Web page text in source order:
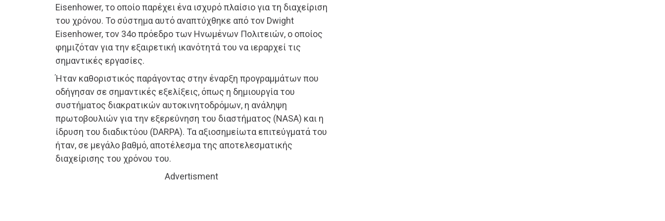
Eisenhower, το οποίο παρέχει ένα ισχυρό πλαίσιο για τη διαχείριση
του χρόνου. Το σύστημα αυτό αναπτύχθηκε από τον Dwight
Eisenhower, τον 34ο πρόεδρο των Ηνωμένων Πολιτειών, ο οποίος
φημιζόταν για την εξαιρετική ικανότητά του να ιεραρχεί τις
σημαντικές εργασίες.
Ήταν καθοριστικός παράγοντας στην έναρξη προγραμμάτων που
οδήγησαν σε σημαντικές εξελίξεις, όπως η δημιουργία του
συστήματος διακρατικών αυτοκινητοδρόμων, η ανάληψη
πρωτοβουλιών για την εξερεύνηση του διαστήματος (NASA) και η
ίδρυση του διαδικτύου (DARPA). Τα αξιοσημείωτα επιτεύγματά του
ήταν, σε μεγάλο βαθμό, αποτέλεσμα της αποτελεσματικής
διαχείρισης του χρόνου του.
Advertisment